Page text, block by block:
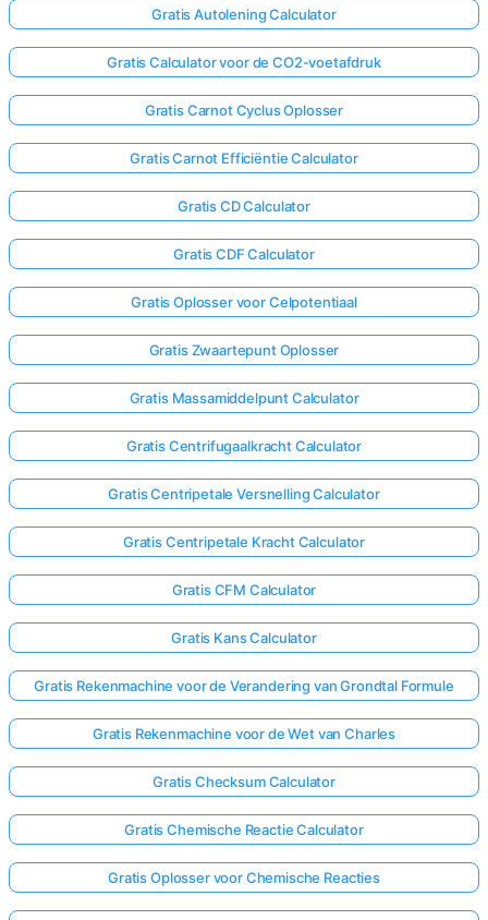
Gratis Autolening Calculator
Gratis Calculator voor de CO2-voetafdruk
Gratis Carnot Cyclus Oplosser
Gratis Carnot Efficiëntie Calculator
Gratis CD Calculator
Gratis CDF Calculator
Gratis Oplosser voor Celpotentiaal
Gratis Zwaartepunt Oplosser
Gratis Massamiddelpunt Calculator
Gratis Centrifugaalkracht Calculator
Gratis Centripetale Versnelling Calculator
Gratis Centripetale Kracht Calculator
Gratis CFM Calculator
Gratis Kans Calculator
Gratis Rekenmachine voor de Verandering van Grondtal Formule
Gratis Rekenmachine voor de Wet van Charles
Gratis Checksum Calculator
Gratis Chemische Reactie Calculator
Gratis Oplosser voor Chemische Reacties